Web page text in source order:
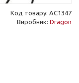
Код товару: AC1347
Виробник: Dragon